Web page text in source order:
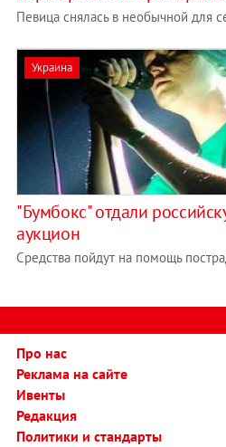
Певица снялась в необычной для
Украина
"Бумбокс" отдали
аукцион
Средства пойдут на помощь
Про нас
Реклама на сайте
Ивенты
Редакция
Политики и стандарты